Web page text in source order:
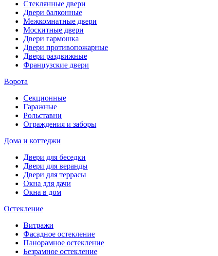
Стеклянные двери
Двери балконные
Межкомнатные двери
Москитные двери
Двери гармошка
Двери противопожарные
Двери раздвижные
Французские двери
Ворота
Секционные
Гаражные
Рольставни
Ограждения и заборы
Дома и коттеджи
Двери для беседки
Двери для веранды
Двери для террасы
Окна для дачи
Окна в дом
Остекление
Витражи
Фасадное остекление
Панорамное остекление
Безрамное остекление